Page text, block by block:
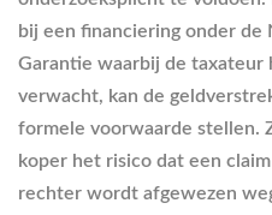
bij een financiering onder de
Garantie waarbij de taxateur
verwacht, kan de
formele voorwaarde stellen.
koper het risico dat een
rechter wordt afgewezen